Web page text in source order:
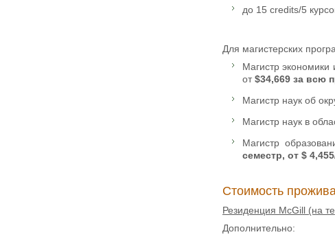
до 15 credits/5
Для магистерских
Магистр
от$34,669 за всю
Магистр наук об
Магистр наук в
Магистр
семестр, от $
Стоимость
Резиденция McGill (на
Дополнительно: